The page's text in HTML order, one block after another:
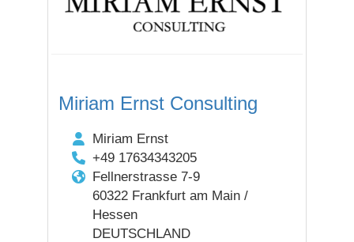
Miriam Ernst Consulting
Miriam Ernst
+49 17634343205
Fellnerstrasse 7-9
60322 Frankfurt am Main /
Hessen
DEUTSCHLAND